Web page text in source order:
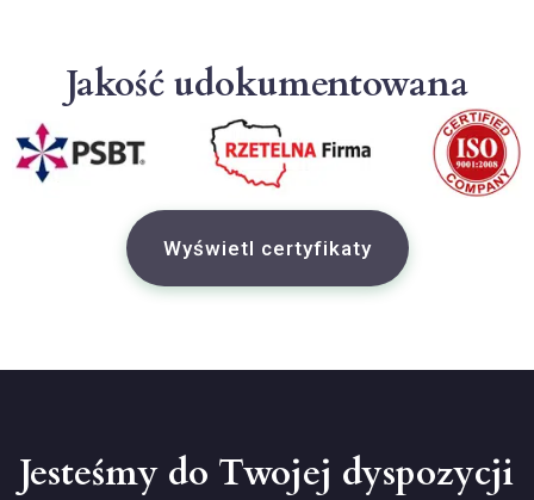
Jakość udokumentowana
Wyświetl certyfikaty
Jesteśmy do Twojej dyspozycji